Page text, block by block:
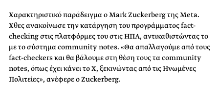
Χαρακτηριστικό παράδειγμα ο Mark Zuckerberg της Meta.
Χθες ανακοίνωσε την κατάργηση του προγράμματος fact-
checking στις πλατφόρμες του στις ΗΠΑ, αντικαθιστώντας το
με το σύστημα community notes. «Θα απαλλαγούμε από τους
fact-checkers και θα βάλουμε στη θέση τους τα community
notes, όπως έχει κάνει το Χ, ξεκινώντας από τις Ηνωμένες
Πολιτείες», ανέφερε ο Zuckerberg.